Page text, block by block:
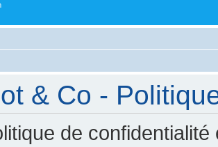
& Co -
de